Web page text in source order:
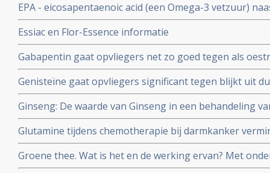
EPA - eicosapentaenoic acid (een Omega-3 vetzuur)
meer remissies bij kinderen met leukemie en zij
gewichtsverlies aldus gerandomiseerde fase II studie.
Essiac en Flor-Essence informatie
Gabapentin gaat opvliegers net zo goed tegen als
gerandomiseerde studie. Artikel geplaatst 12 juli 2006
Genisteïne gaat opvliegers significant tegen blijkt uit
studie bij 90 gezonde vrouwen van 47 tot 57 jaar in de
follow-up.
Ginseng: De waarde van Ginseng in een behandeling
bijwerkingen. Een overzichtsartikel voor artsen en
geplaatst 12 december 2009
Glutamine tijdens chemotherapie bij darmkanker
neuropathische problemen daarna.
Groene thee. Wat is het en de werking ervan? Met